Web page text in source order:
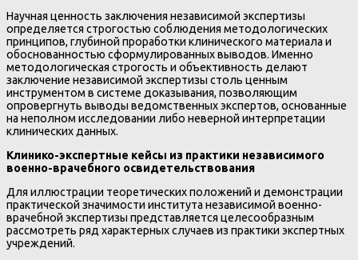
Научная ценность заключения независимой экспертизы
определяется строгостью соблюдения методологических
принципов, глубиной проработки клинического материала и
обоснованностью сформулированных выводов. Именно
методологическая строгость и объективность делают
заключение независимой экспертизы столь ценным
инструментом в системе доказывания, позволяющим
опровергнуть выводы ведомственных экспертов, основанные
на неполном исследовании либо неверной интерпретации
клинических данных.
Клинико-экспертные кейсы из практики независимого
военно-врачебного освидетельствования
Для иллюстрации теоретических положений и демонстрации
практической значимости института независимой военно-
врачебной экспертизы представляется целесообразным
рассмотреть ряд характерных случаев из практики экспертных
учреждений.